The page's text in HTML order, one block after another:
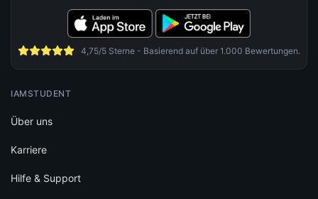
4,75/5 Sterne - Basierend auf über 1.000 Bewertungen.
IAMSTUDENT
Über uns
Karriere
Hilfe & Support